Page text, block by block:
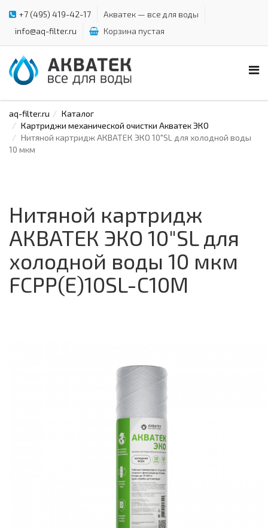
+7 (495) 419-42-17
Акватек — все для воды
info@aq-filter.ru
Корзина пустая
aq-filter.ru
Каталог
Картриджи механической очистки Акватек ЭКО
Нитяной картридж АКВАТЕК ЭКО 10"SL для холодной воды
10 мкм
Нитяной картридж
АКВАТЕК ЭКО 10"SL для
холодной воды 10 мкм
FCPP(E)10SL-C10M